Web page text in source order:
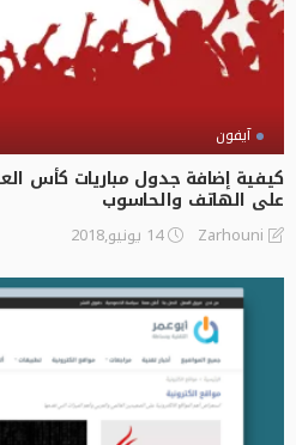
آيفون
على الهاتف والحاسوب
Zarhouni 14 يونيو,2018